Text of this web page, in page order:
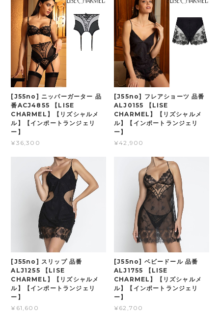
[J55no] ニッパーガーター 品
番ACJ4855 【LISE
CHARMEL】【リズシャルメ
ル】【インポートランジェリ
ー】
¥36,300
[J55no] フレアショーツ 品番
ALJ0155 【LISE
CHARMEL】【リズシャルメ
ル】【インポートランジェリ
ー】
¥42,900
[J55no] スリップ 品番
ALJ1255 【LISE
CHARMEL】【リズシャルメ
ル】【インポートランジェリ
ー】
¥61,600
[J55no] ベビードール 品番
ALJ1755 【LISE
CHARMEL】【リズシャルメ
ル】【インポートランジェリ
ー】
¥62,700